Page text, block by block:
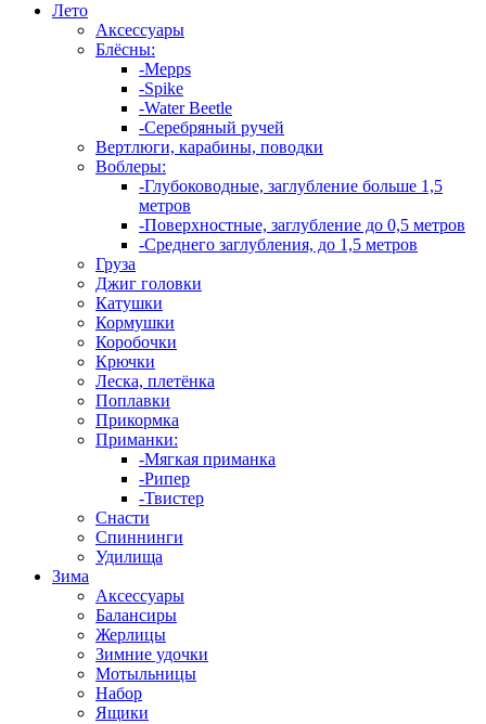
Лето
Аксессуары
Блёсны:
-Mepps
-Spike
-Water Beetle
-Серебряный ручей
Вертлюги, карабины, поводки
Воблеры:
-Глубоководные, заглубление больше 1,5
метров
-Поверхностные, заглубление до 0,5 метров
-Среднего заглубления, до 1,5 метров
Груза
Джиг головки
Катушки
Кормушки
Коробочки
Крючки
Леска, плетёнка
Поплавки
Прикормка
Приманки:
-Мягкая приманка
-Рипер
-Твистер
Снасти
Спиннинги
Удилища
Зима
Аксессуары
Балансиры
Жерлицы
Зимние удочки
Мотыльницы
Набор
Ящики